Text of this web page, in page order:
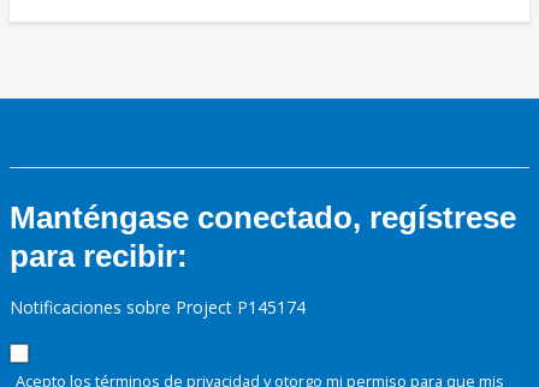
Manténgase conectado, regístrese
para recibir:
Notificaciones sobre Project P145174
Acepto los términos de privacidad y otorgo mi permiso para que mis